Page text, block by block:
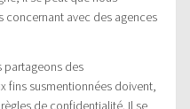
concernant avec des agences
partageons des
fins susmentionnées doivent,
de confidentialité. Il se